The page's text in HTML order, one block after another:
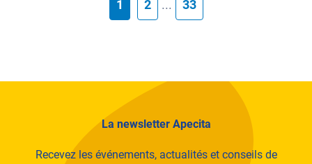
1 2 ... 33
La newsletter Apecita
Recevez les événements, actualités et conseils de